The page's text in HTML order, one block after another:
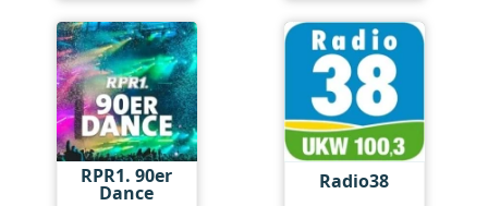
RPR1. 90er
Dance Radio38